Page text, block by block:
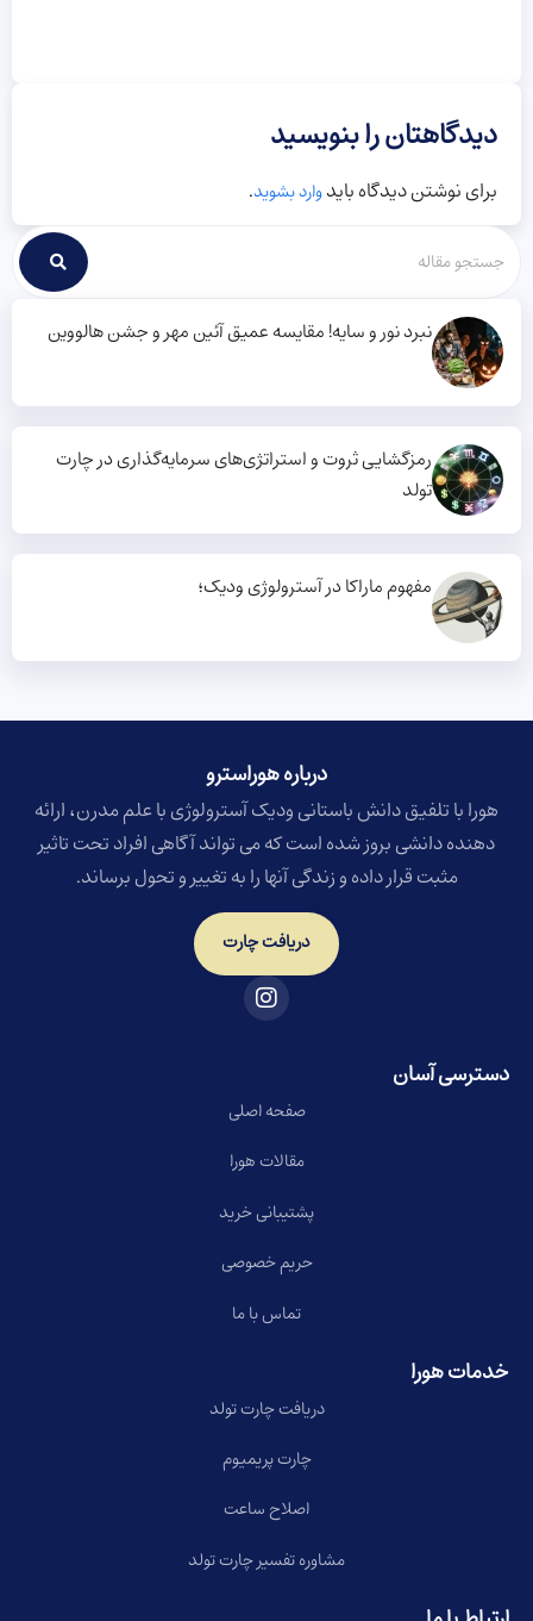
دیدگاهتان را بنویسید
برای نوشتن دیدگاه بایدوارد بشوید.
نبرد نور و سایه! مقایسه عمیق آئین مهر و جشن هالووین
رمزگشایی ثروت و استراتژی‌های سرمایه‌گذاری در چارت
تولد
مفهوم ماراکا در آسترولوژی ودیک؛
درباره هوراسترو​
هورا با تلفیق دانش باستانی ودیک آسترولوژی با علم مدرن، ارائه
دهنده دانشی بروز شده است که می تواند آگاهی افراد تحت تاثیر
مثبت قرار داده و زندگی آنها را به تغییر و تحول برساند.
دریافت چارت
دسترسی آسان
صفحه اصلی
مقالات هورا
پشتیبانی خرید
حریم خصوصی
تماس با ما
خدمات هورا
دریافت چارت تولد
چارت پریمیوم
اصلاح ساعت
مشاوره تفسیر چارت تولد